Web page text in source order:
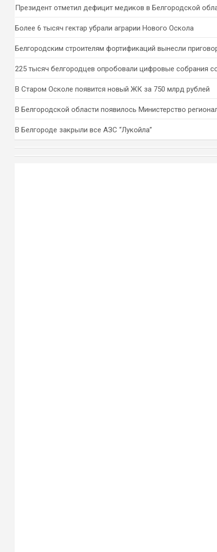
Президент отметил дефицит медиков в Белгородской
Более 6 тысяч гектар убрали аграрии Нового Оскола
Белгородским строителям фортификаций вынесли
225 тысяч белгородцев опробовали цифровые собрания
В Старом Осколе появится новый ЖК за 750 млрд рублей
В Белгородской области появилось Министерство
В Белгороде закрыли все АЗС “Лукойла”